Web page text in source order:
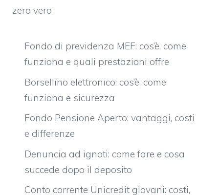
zero vero
Fondo di previdenza MEF: cos’è, come
funziona e quali prestazioni offre
Borsellino elettronico: cos’è, come
funziona e sicurezza
Fondo Pensione Aperto: vantaggi, costi
e differenze
Denuncia ad ignoti: come fare e cosa
succede dopo il deposito
Conto corrente Unicredit giovani: costi,